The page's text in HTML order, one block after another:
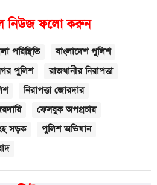
নিউজ ফলো করুন
পরিস্থিতি
বাংলাদেশ পুলিশ
পুলিশ
রাজধানীর নিরাপত্তা
নিরাপত্তা জোরদার
ফেসবুক অপপ্রচার
সড়ক
পুলিশ অভিযান